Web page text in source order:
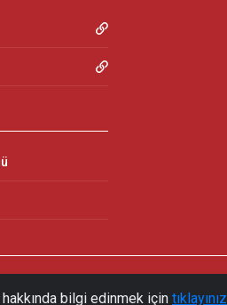
bilgi edinmek için tıklayınız